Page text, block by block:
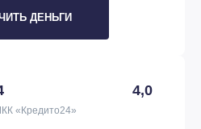
ДЕНЬГИ
4,0
«Кредито24»